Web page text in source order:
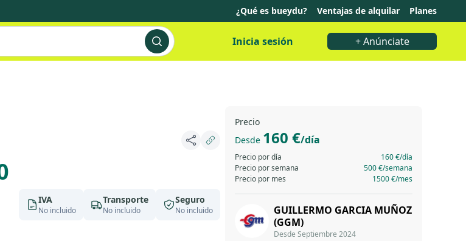
¿Qué es bueydu? Ventajas de alquilar Planes
Inicia sesión + Anúnciate
IVA
No incluido
Transporte
No incluido
Seguro
No incluido
Precio
Desde 160 €/día
Precio por día 160 €/día
Precio por semana
500 €/semana
Precio por mes
1500 €/mes
GUILLERMO GARCIA MUÑOZ
(GGM)
Desde Septiembre 2024